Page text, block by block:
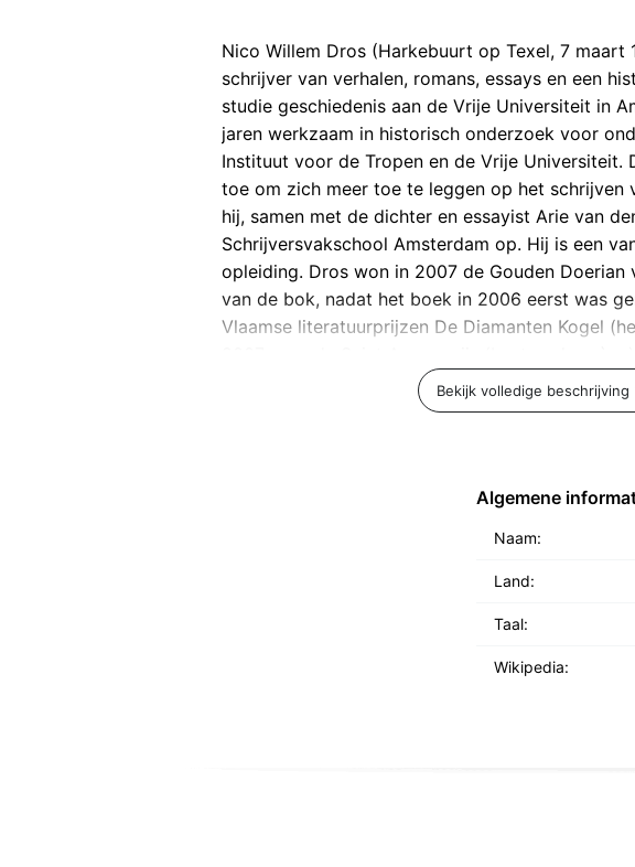
Nico Willem Dros (Harkebuurt op Texel, 7 maart
schrijver van verhalen, romans, essays en een
studie geschiedenis aan de Vrije Universiteit in
jaren werkzaam in historisch onderzoek voor
Instituut voor de Tropen en de Vrije Universiteit.
toe om zich meer toe te leggen op het schrijven
hij, samen met de dichter en essayist Arie van
Schrijversvakschool Amsterdam op. Hij is een
opleiding. Dros won in 2007 de Gouden Doerian
van de bok, nadat het boek in 2006 eerst was
Vlaamse literatuurprijzen De Diamanten Kogel
Madoc maakte, zijn roman over de dertiende-
vos Reynaerde, genomineerd voor de Boon voor
Bekijk volledige beschrijving
Algemene
Naam:
Land:
Taal:
Wikipedia: